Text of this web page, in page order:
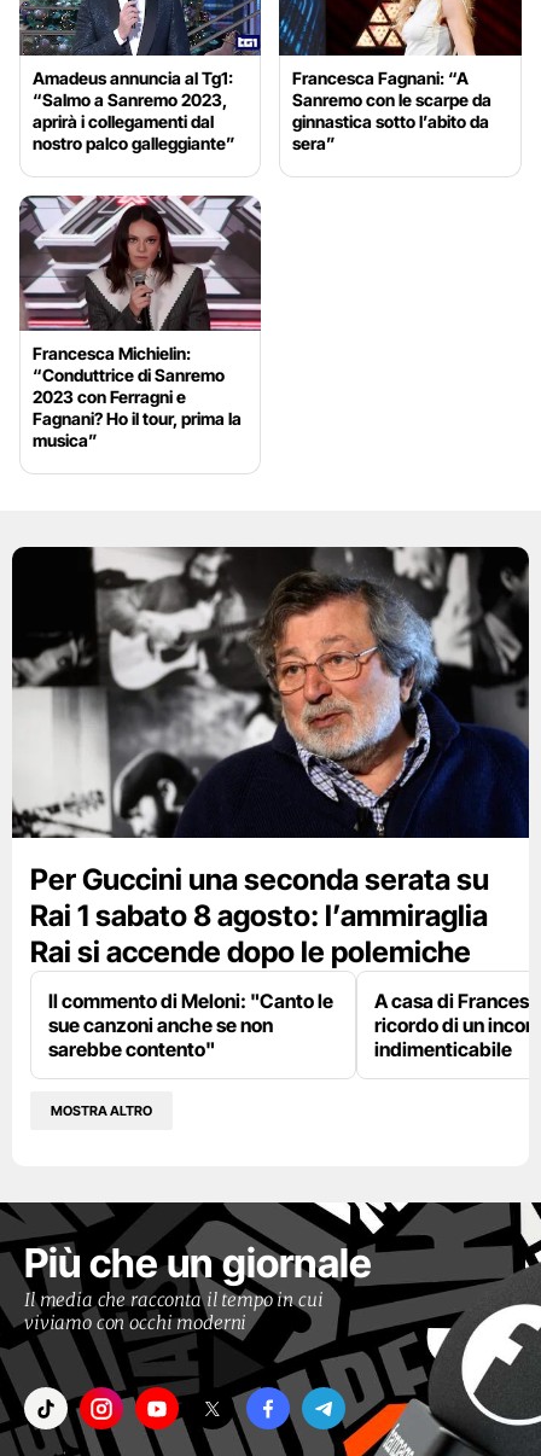
Amadeus annuncia al Tg1:
“Salmo a Sanremo 2023,
aprirà i collegamenti dal
nostro palco galleggiante”
Francesca Fagnani: “A
Sanremo con le scarpe da
ginnastica sotto l’abito da
sera”
Francesca Michielin:
“Conduttrice di Sanremo
2023 con Ferragni e
Fagnani? Ho il tour, prima la
musica”
Per Guccini una seconda serata su
Rai 1 sabato 8 agosto: l’ammiraglia
Rai si accende dopo le polemiche
Il commento di Meloni: "Canto le
sue canzoni anche se non
sarebbe contento"
A casa di
ricordo di un
indimenticabile
MOSTRA ALTRO
Più che un giornale
Il media che racconta il tempo in cui
viviamo con occhi moderni